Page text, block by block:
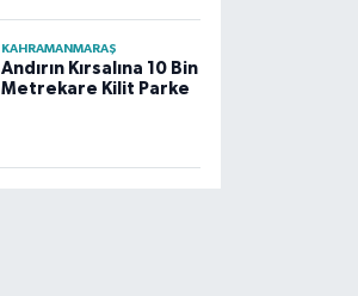
KAHRAMANMARAŞ
Andırın Kırsalına 10 Bin
Metrekare Kilit Parke